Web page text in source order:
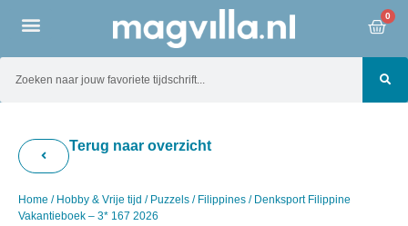
0
Terug naar overzicht
Home / Hobby & Vrije tijd / Puzzels / Filippines / Denksport Filippine
Vakantieboek – 3* 167 2026